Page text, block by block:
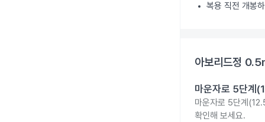
복용 직전 개봉
아보리드정
마운자로 5단계
마운자로 5단계
확인해 보세요.